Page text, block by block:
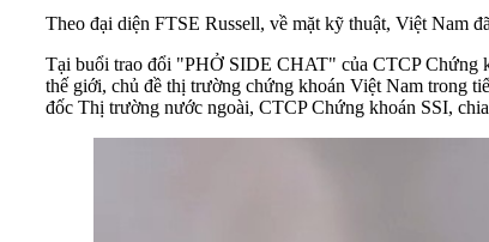
Theo đại diện FTSE Russell, về mặt kỹ thuật, Việt Nam
Tại buổi trao đổi "PHỞ SIDE CHAT" của CTCP Chứng
thế giới, chủ đề thị trường chứng khoán Việt Nam trong
đốc Thị trường nước ngoài, CTCP Chứng khoán SSI, chia